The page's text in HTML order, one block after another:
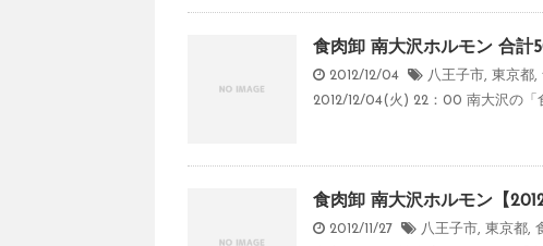
食肉卸 南大沢ホルモン 合計
2012/12/04 八王子市 , 東京都,
2012/12/04(火) 22：00 南大沢の「
食肉卸 南大沢ホルモン【
2012/11/27 八王子市 , 東京都,